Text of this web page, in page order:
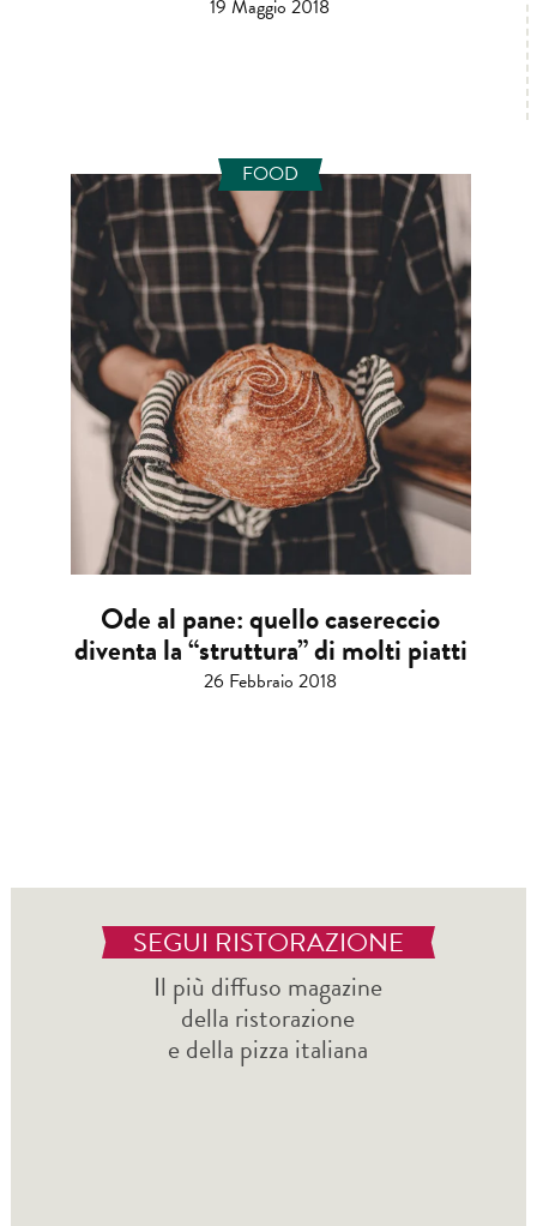
19 Maggio 2018
FOOD
Ode al pane: quello casereccio
diventa la “struttura” di molti piatti
26 Febbraio 2018
SEGUI RISTORAZIONE
Il più diffuso magazine
della ristorazione
e della pizza italiana